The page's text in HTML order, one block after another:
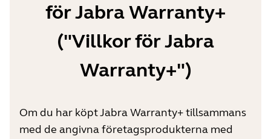
för Jabra Warranty+
("Villkor för Jabra
Warranty+")
Om du har köpt Jabra Warranty+ tillsammans
med de angivna företagsprodukterna med